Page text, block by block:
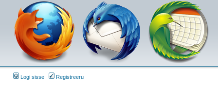
Logi sisse Registreeru